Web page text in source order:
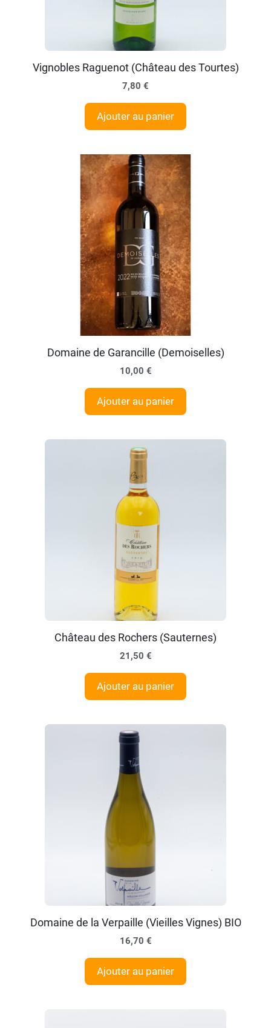
Vignobles Raguenot (Château des Tourtes)
7,80 €
Ajouter au panier
Domaine de Garancille (Demoiselles)
10,00 €
Ajouter au panier
Château des Rochers (Sauternes)
21,50 €
Ajouter au panier
Domaine de la Verpaille (Vieilles Vignes) BIO
16,70 €
Ajouter au panier